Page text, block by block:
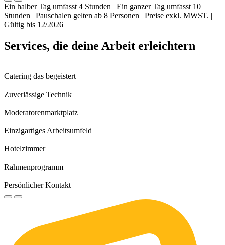
Ein halber Tag umfasst 4 Stunden | Ein ganzer Tag umfasst 10
Stunden | Pauschalen gelten ab 8 Personen | Preise exkl. MWST. |
Gültig bis 12/2026
Services, die deine Arbeit erleichtern
Catering das begeistert
Zuverlässige Technik
Moderatorenmarktplatz
Einzigartiges Arbeitsumfeld
Hotelzimmer
Rahmenprogramm
Persönlicher Kontakt